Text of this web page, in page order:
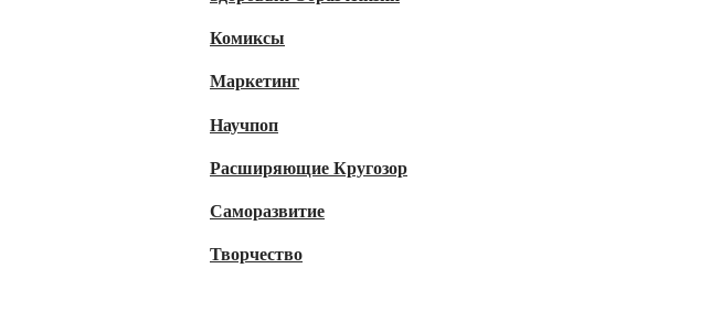
Комиксы
Маркетинг
Научпоп
Расширяющие Кругозор
Cаморазвитие
Творчество